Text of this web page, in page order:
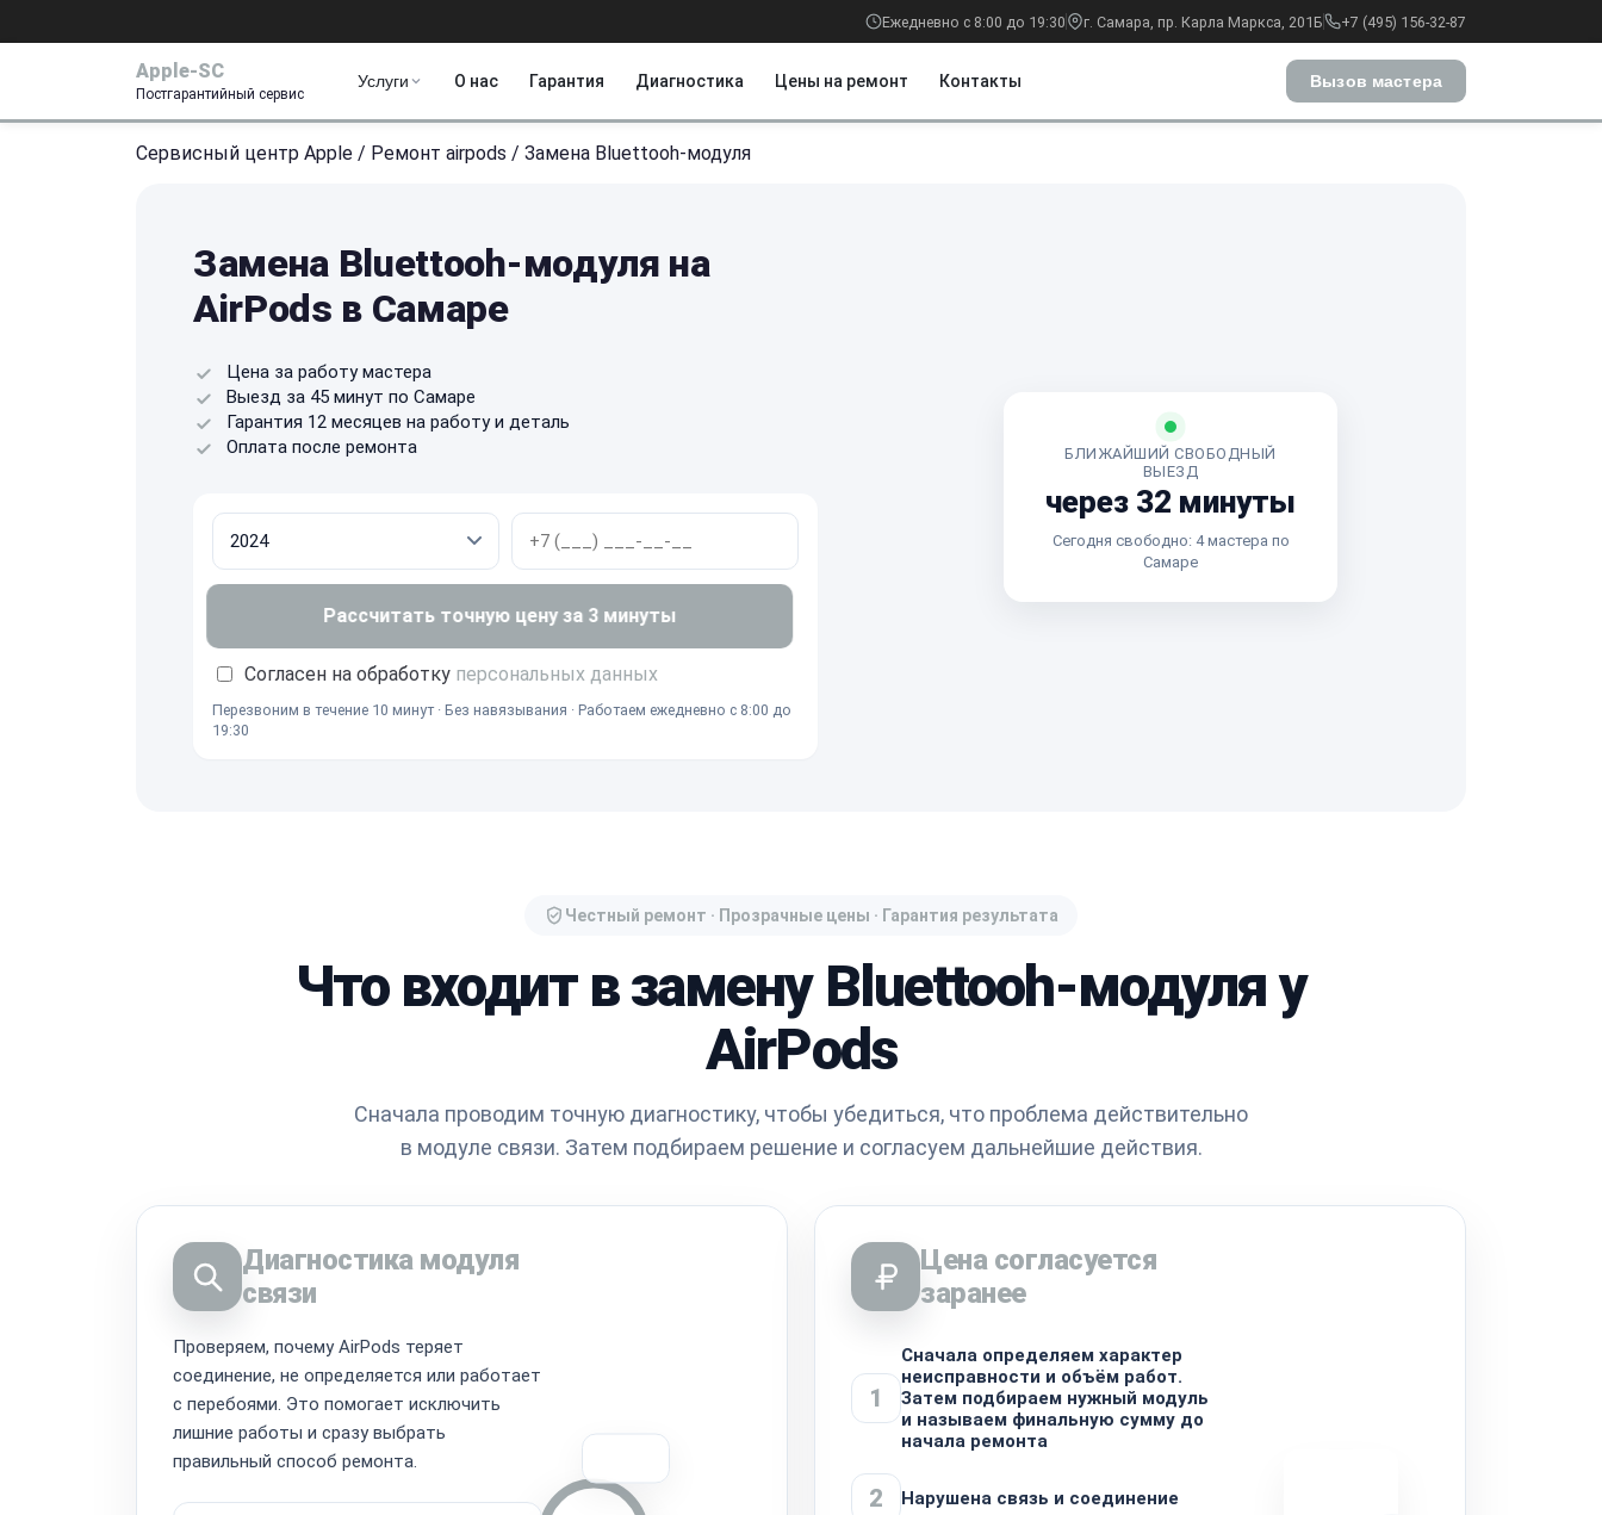
Ежедневно с 8:00 до 19:30 г. Самара, пр. Карла Маркса, 201Б +7 (495) 156-32-87
Apple-SC
Постгарантийный сервис
Услуги О нас Гарантия Диагностика Цены на ремонт Контакты Вызов мастера
Сервисный центр Apple / Ремонт airpods / Замена Bluettooh-модуля
Замена Bluettooh-модуля на
AirPods в Самаре
Цена за работу мастера
Выезд за 45 минут по Самаре
Гарантия 12 месяцев на работу и деталь
Оплата после ремонта
Рассчитать точную цену за 3 минуты
Согласен на обработку персональных данных
Перезвоним в течение 10 минут · Без навязывания · Работаем ежедневно с 8:00 до
19:30
БЛИЖАЙШИЙ СВОБОДНЫЙ
ВЫЕЗД
через 32 минуты
Сегодня свободно: 4 мастера по
Самаре
Честный ремонт · Прозрачные цены · Гарантия результата
Что входит в замену Bluettooh-модуля у
AirPods
Сначала проводим точную диагностику, чтобы убедиться, что проблема действительно
в модуле связи. Затем подбираем решение и согласуем дальнейшие действия.
Диагностика модуля
связи
Проверяем, почему AirPods теряет
соединение, не определяется или работает
с перебоями. Это помогает исключить
лишние работы и сразу выбрать
правильный способ ремонта.
Цена согласуется
заранее
1
Сначала определяем характер
неисправности и объём работ.
Затем подбираем нужный модуль
и называем финальную сумму до
начала ремонта
2 Нарушена связь и соединение